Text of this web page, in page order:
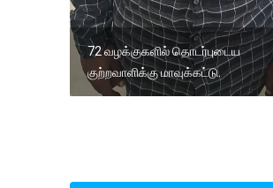
72 வழக்குகளில் தொடர்புடைய
குற்றவாளிக்கு மாவுக்கட்டு.